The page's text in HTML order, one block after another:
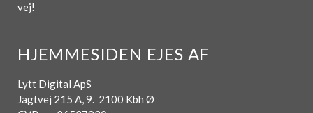
vej!
HJEMMESIDEN EJES AF
Lytt Digital ApS
Jagtvej 215 A, 9. 2100 Kbh Ø